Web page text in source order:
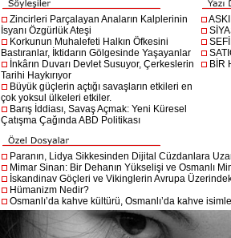
Zincirleri Parçalayan Anaların Kalplerinin
İsyanı Özgürlük Ateşi
Korkunun Muhalefeti Halkın Öfkesini
Bastıranlar, İktidarın Gölgesinde Yaşayanlar
İnkârın Duvarı Devlet Susuyor, Çerkeslerin
Tarihi Haykırıyor
Büyük güçlerin açtığı savaşların etkileri en
çok yoksul ülkeleri etkiler.
Barış İddiası, Savaş Açmak: Yeni Küresel
Çatışma Çağında ABD Politikası
BİR
Paranın, Lidya Sikkesinden Dijital Cüzdanlara
Mimar Sinan: Bir Dehanın Yükselişi ve Osmanlı
İskandinav Göçleri ve Vikinglerin Avrupa
Hümanizm Nedir?
Osmanlı’da kahve kültürü, Osmanlı’da kahve